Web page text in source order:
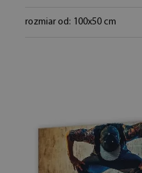
rozmiar od: 100x50 cm